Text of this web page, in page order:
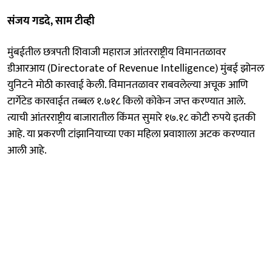
संजय गडदे, साम टीव्ही
मुंबईतील छत्रपती शिवाजी महाराज आंतरराष्ट्रीय विमानतळावर
डीआरआय (Directorate of Revenue Intelligence) मुंबई झोनल
युनिटने मोठी कारवाई केली. विमानतळावर राबवलेल्या अचूक आणि
टार्गेटेड कारवाईत तब्बल १.७१८ किलो कोकेन जप्त करण्यात आले.
त्याची आंतरराष्ट्रीय बाजारातील किंमत सुमारे १७.१८ कोटी रुपये इतकी
आहे. या प्रकरणी टांझानियाच्या एका महिला प्रवाशाला अटक करण्यात
आली आहे.